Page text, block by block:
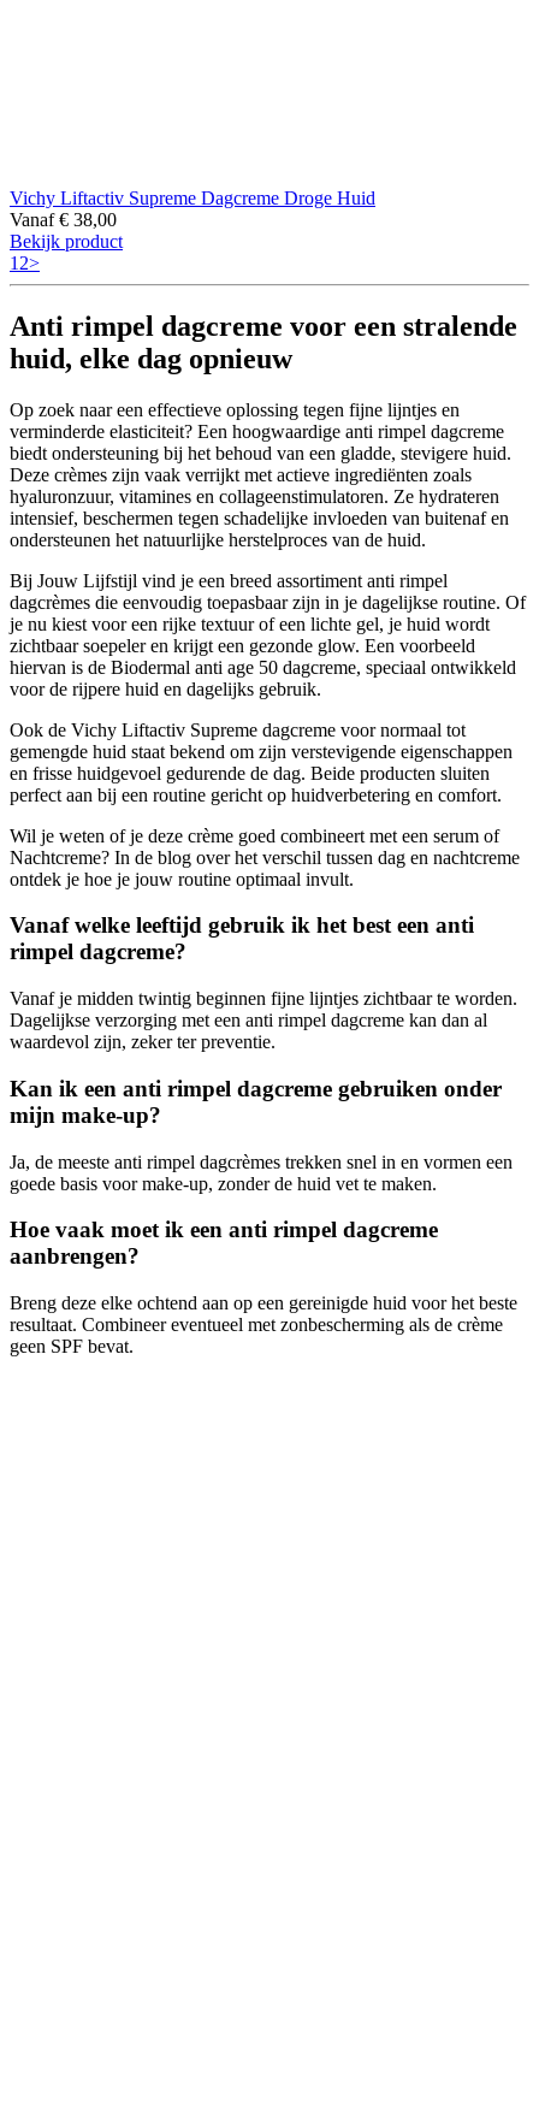
Vichy Liftactiv Supreme Dagcreme Droge Huid
Vanaf € 38,00
Bekijk product
1 2>
Anti rimpel dagcreme voor een stralende
huid, elke dag opnieuw
Op zoek naar een effectieve oplossing tegen fijne lijntjes en
verminderde elasticiteit? Een hoogwaardige anti rimpel dagcreme
biedt ondersteuning bij het behoud van een gladde, stevigere huid.
Deze crèmes zijn vaak verrijkt met actieve ingrediënten zoals
hyaluronzuur, vitamines en collageenstimulatoren. Ze hydrateren
intensief, beschermen tegen schadelijke invloeden van buitenaf en
ondersteunen het natuurlijke herstelproces van de huid.
Bij Jouw Lijfstijl vind je een breed assortiment anti rimpel
dagcrèmes die eenvoudig toepasbaar zijn in je dagelijkse routine. Of
je nu kiest voor een rijke textuur of een lichte gel, je huid wordt
zichtbaar soepeler en krijgt een gezonde glow. Een voorbeeld
hiervan is de Biodermal anti age 50 dagcreme, speciaal ontwikkeld
voor de rijpere huid en dagelijks gebruik.
Ook de Vichy Liftactiv Supreme dagcreme voor normaal tot
gemengde huid staat bekend om zijn verstevigende eigenschappen
en frisse huidgevoel gedurende de dag. Beide producten sluiten
perfect aan bij een routine gericht op huidverbetering en comfort.
Wil je weten of je deze crème goed combineert met een serum of
Nachtcreme? In de blog over het verschil tussen dag en nachtcreme
ontdek je hoe je jouw routine optimaal invult.
Vanaf welke leeftijd gebruik ik het best een anti
rimpel dagcreme?
Vanaf je midden twintig beginnen fijne lijntjes zichtbaar te worden.
Dagelijkse verzorging met een anti rimpel dagcreme kan dan al
waardevol zijn, zeker ter preventie.
Kan ik een anti rimpel dagcreme gebruiken onder
mijn make-up?
Ja, de meeste anti rimpel dagcrèmes trekken snel in en vormen een
goede basis voor make-up, zonder de huid vet te maken.
Hoe vaak moet ik een anti rimpel dagcreme
aanbrengen?
Breng deze elke ochtend aan op een gereinigde huid voor het beste
resultaat. Combineer eventueel met zonbescherming als de crème
geen SPF bevat.